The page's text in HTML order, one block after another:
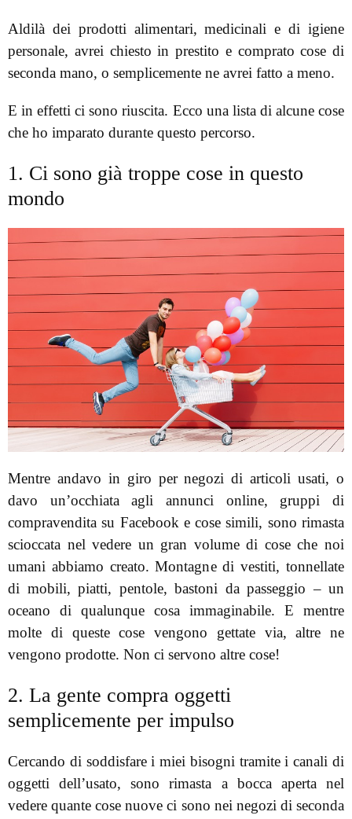
Aldilà dei prodotti alimentari, medicinali e di igiene
personale, avrei chiesto in prestito e comprato cose di
seconda mano, o semplicemente ne avrei fatto a meno.
E in effetti ci sono riuscita. Ecco una lista di alcune cose
che ho imparato durante questo percorso.
1. Ci sono già troppe cose in questo
mondo
Mentre andavo in giro per negozi di articoli usati, o
davo un’occhiata agli annunci online, gruppi di
compravendita su Facebook e cose simili, sono rimasta
scioccata nel vedere un gran volume di cose che noi
umani abbiamo creato. Montagne di vestiti, tonnellate
di mobili, piatti, pentole, bastoni da passeggio – un
oceano di qualunque cosa immaginabile. E mentre
molte di queste cose vengono gettate via, altre ne
vengono prodotte. Non ci servono altre cose!
2. La gente compra oggetti
semplicemente per impulso
Cercando di soddisfare i miei bisogni tramite i canali di
oggetti dell’usato, sono rimasta a bocca aperta nel
vedere quante cose nuove ci sono nei negozi di seconda